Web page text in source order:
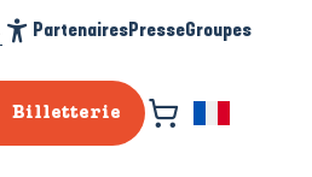
Billetterie
PartenairesPresseGroupes